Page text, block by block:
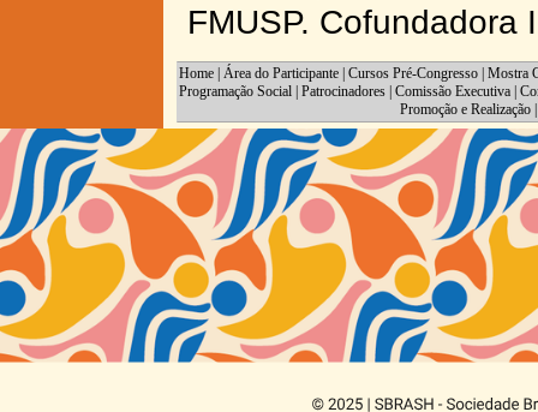
FMUSP. Cofundadora
Home Área do Participante Cursos Pré-Congresso Mostra
Programação Social |Patrocinadores |Comissão Executiva |
Promoção e Realização